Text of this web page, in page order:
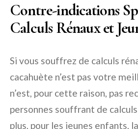
Contre-indications
Calculs Rénaux et
Si vous souffrez de calculs
cacahuète n’est pas votre
n’est, pour cette raison, pas
personnes souffrant de
plus, pour les jeunes enfants,